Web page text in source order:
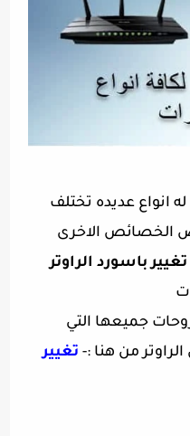
انواع عديده تختلف
الخصائص الاخرى
تغيير باسورد الراوتر
جميعها التي
من هنا :- تغيير